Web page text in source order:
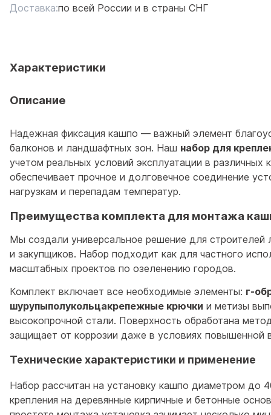
Доставка:по всей России и в страны СНГ
Характеристики
Описание
Надежная фиксация кашпо — важный элемент
балконов и ландшафтных зон. Наш набор для
учетом реальных условий эксплуатации в различных
обеспечивает прочное и долговечное соединение
нагрузкам и перепадам температур.
Преимущества комплекта для монтажа
Мы создали универсальное решение для
и закупщиков. Набор подходит как для частного
масштабных проектов по озеленению городов.
Комплект включает все необходимые элементы: г-
шурупыполукольцакрепежные крючки и метизы
высокопрочной стали. Поверхность обработана
защищает от коррозии даже в условиях повышенной
Технические характеристики и применение
Набор рассчитан на установку кашпо диаметром до
крепления на деревянные кирпичные и бетонные